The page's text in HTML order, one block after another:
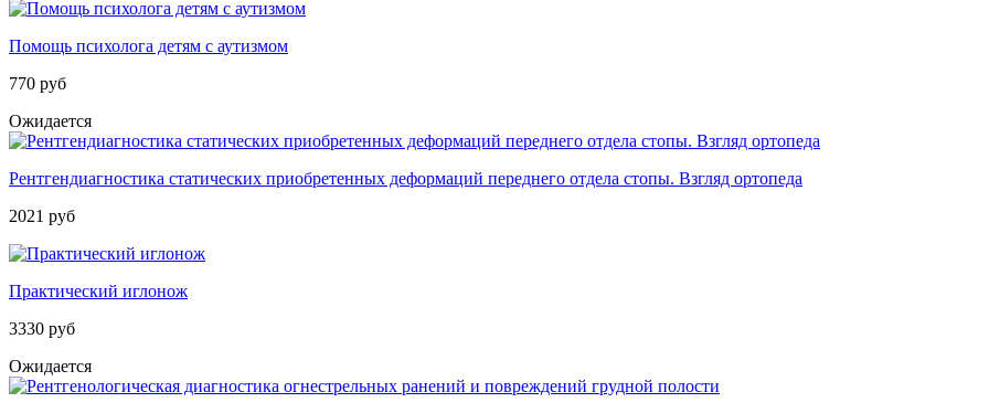
Помощь психолога детям с аутизмом
770 руб
Ожидается
Рентгендиагностика статических приобретенных деформаций переднего отдела стопы. Взгляд ортопеда
2021 руб
Практический иглонож
3330 руб
Ожидается